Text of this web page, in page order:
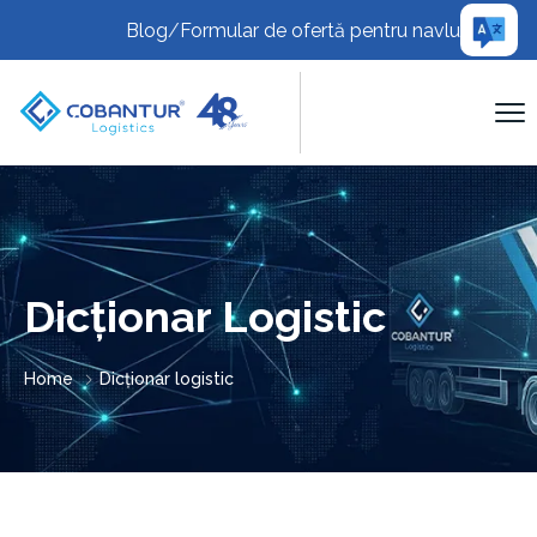
Blog/Formular de ofertă pentru navlu
Dicționar Logistic
Home Dicționar logistic